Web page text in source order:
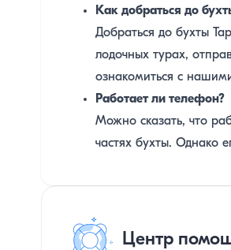
Как добраться до
Добраться до бухты
лодочных турах,
ознакомиться с
Работает ли телефон?
Можно сказать, что
частях бухты. Однако
Центр